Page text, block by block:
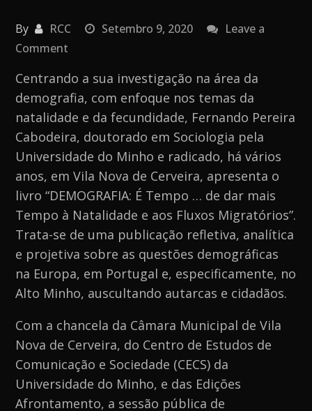
By RCC Setembro 9, 2020
Leave a
Comment
Cabodeira
lança
“DEMOGRAFIA:
É
Tempo
…
de
dar
mais
Tempo
à
Natalidade
e
aos
Fluxos
Migratórios”
Centrando a sua investigação na área da
demografia, com enfoque nos temas da
natalidade e da fecundidade, Fernando Pereira
Cabodeira, doutorado em Sociologia pela
Universidade do Minho e radicado, há vários
anos, em Vila Nova de Cerveira, apresenta o
livro “DEMOGRAFIA: É Tempo … de dar mais
Tempo à Natalidade e aos Fluxos Migratórios”.
Trata-se de uma publicação refletiva, analítica
e projetiva sobre as questões demográficas
na Europa, em Portugal e, especificamente, no
Alto Minho, auscultando autarcas e cidadãos.
Com a chancela da Câmara Municipal de Vila
Nova de Cerveira, do Centro de Estudos de
Comunicação e Sociedade (CECS) da
Universidade do Minho, e das Edições
Afrontamento, a sessão pública de